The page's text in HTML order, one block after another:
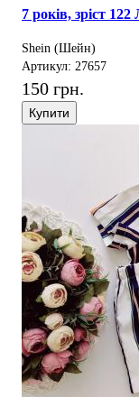
7 років, зріст
Shein (Шейн)
Артикул: 27657
150 грн.
Купити